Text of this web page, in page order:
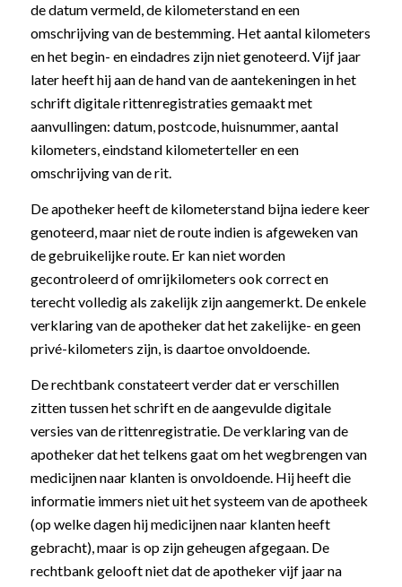
de datum vermeld, de kilometerstand en een
omschrijving van de bestemming. Het aantal kilometers
en het begin- en eindadres zijn niet genoteerd. Vijf jaar
later heeft hij aan de hand van de aantekeningen in het
schrift digitale rittenregistraties gemaakt met
aanvullingen: datum, postcode, huisnummer, aantal
kilometers, eindstand kilometerteller en een
omschrijving van de rit.
De apotheker heeft de kilometerstand bijna iedere keer
genoteerd, maar niet de route indien is afgeweken van
de gebruikelijke route. Er kan niet worden
gecontroleerd of omrijkilometers ook correct en
terecht volledig als zakelijk zijn aangemerkt. De enkele
verklaring van de apotheker dat het zakelijke- en geen
privé-kilometers zijn, is daartoe onvoldoende.
De rechtbank constateert verder dat er verschillen
zitten tussen het schrift en de aangevulde digitale
versies van de rittenregistratie. De verklaring van de
apotheker dat het telkens gaat om het wegbrengen van
medicijnen naar klanten is onvoldoende. Hij heeft die
informatie immers niet uit het systeem van de apotheek
(op welke dagen hij medicijnen naar klanten heeft
gebracht), maar is op zijn geheugen afgegaan. De
rechtbank gelooft niet dat de apotheker vijf jaar na